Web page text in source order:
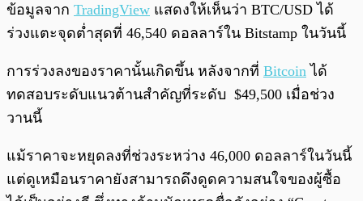
ข้อมูลจาก TradingView แสดงให้เห็นว่า BTC/USD ได้
ร่วงแตะจุดต่ำสุดที่ 46,540 ดอลลาร์ใน Bitstamp ในวันนี้
การร่วงลงของราคานั้นเกิดขึ้น หลังจากที่ Bitcoin ได้
ทดสอบระดับแนวต้านสำคัญที่ระดับ $49,500 เมื่อช่วง
วานนี้
แม้ราคาจะหยุดลงที่ช่วงระหว่าง 46,000 ดอลลาร์ในวันนี้
แต่ดูเหมือนราคายังสามารถดึงดูดความสนใจของผู้ซื้อ